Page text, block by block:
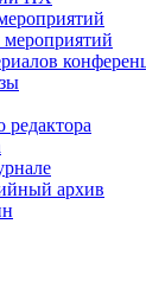
редактора
архив